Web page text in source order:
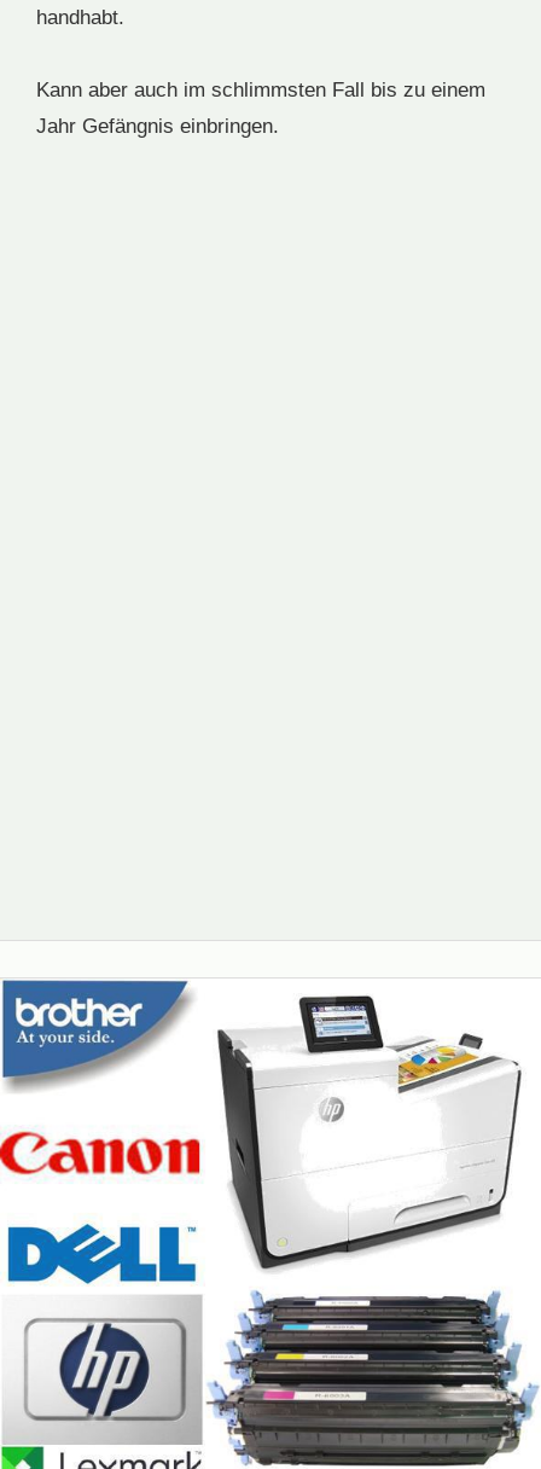
handhabt.
Kann aber auch im schlimmsten Fall bis zu einem
Jahr Gefängnis einbringen.